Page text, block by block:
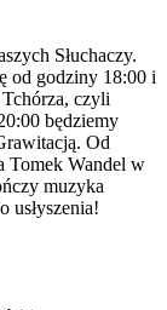
Słuchaczy.
od godziny 18:00 i
czyli
będziemy
Od
Tomek Wandel w
muzyka
usłyszenia!